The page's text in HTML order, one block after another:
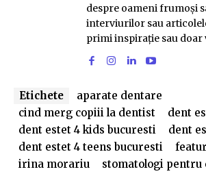
despre oameni frumoși
interviurilor sau
primi inspirație sau doar
Etichete
aparate dentare
cind merg copiii la dentist
dent
dent estet 4 kids bucuresti
dent
dent estet 4 teens bucuresti
irina morariu
stomatologi pentru